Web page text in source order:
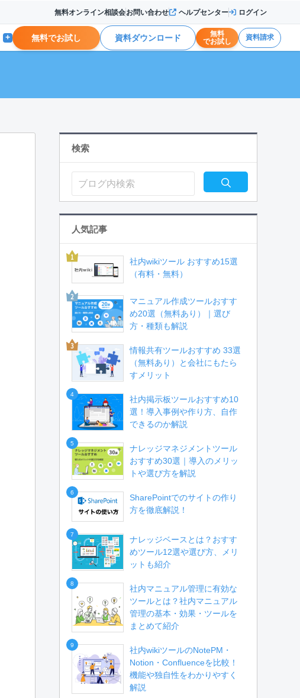
無料オンライン相談会お問い合わせ ヘルプセンター ログイン
+ 無料でお試し 資料ダウンロード
無料
でお試し
資料請求
検索
人気記事
社内wikiツール おすすめ15選
（有料・無料）
マニュアル作成ツールおすす
め20選（無料あり）｜選び
方・種類も解説
情報共有ツールおすすめ 33選
（無料あり）と会社にもたら
すメリット
4
社内掲示板ツールおすすめ10
選！導入事例や作り方、自作
できるのか解説
5
ナレッジマネジメントツール
おすすめ30選｜導入のメリッ
トや選び方を解説
6
SharePointでのサイトの作り
方を徹底解説！
7
ナレッジベースとは？おすす
めツール12選や選び方、メリ
ットも紹介
8
社内マニュアル管理に有効な
ツールとは？社内マニュアル
管理の基本・効果・ツールを
まとめて紹介
9
社内wikiツールのNotePM・
Notion・Confluenceを比較！
機能や独自性をわかりやすく
解説